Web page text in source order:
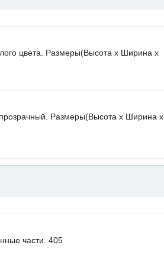
цвета. Размеры(Высота х Ширина х
Размеры(Высота х Ширина х
части. 405